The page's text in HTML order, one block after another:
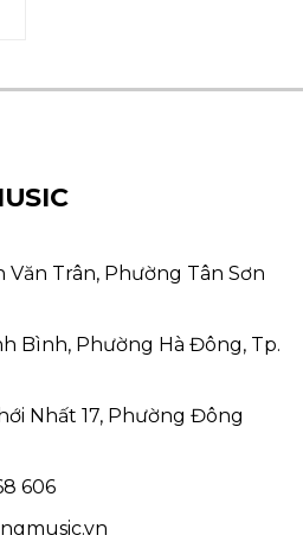
Văn Trân, Phường Tân Sơn
Bình, Phường Hà Đông, Tp.
Nhất 17, Phường Đông
606